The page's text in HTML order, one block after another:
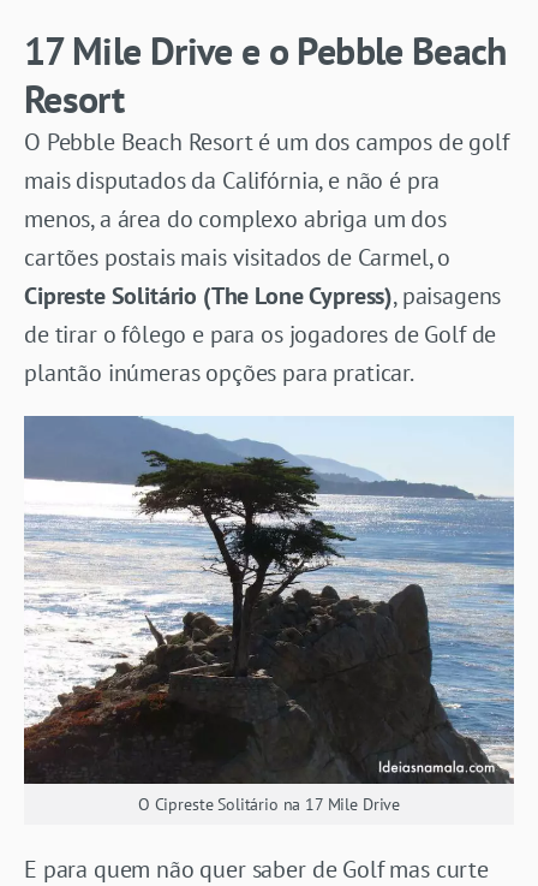
17 Mile Drive e o Pebble Beach
Resort
O Pebble Beach Resort é um dos campos de golf
mais disputados da Califórnia, e não é pra
menos, a área do complexo abriga um dos
cartões postais mais visitados de Carmel, o
Cipreste Solitário (The Lone Cypress), paisagens
de tirar o fôlego e para os jogadores de Golf de
plantão inúmeras opções para praticar.
O Cipreste Solitário na 17 Mile Drive
E para quem não quer saber de Golf mas curte